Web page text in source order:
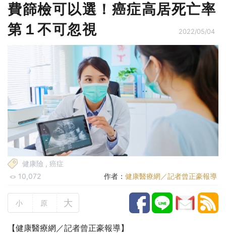
費篩檢可以選！癌症高居死亡率
第１不可忽視
2022/05/04
健康險 , 癌症
10,072
作者： 健康醫療網／記者曾正豪報導
小 原 大
【健康醫療網／記者曾正豪報導】